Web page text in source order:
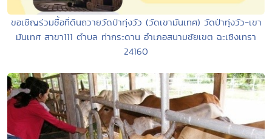
ขอเชิญร่วมซื้อที่ดินถวายวัดป่าทุ่งวัว (วัดเขามันเทศ) วัดป่าทุ่งวัว-เขา
มันเทศ สาขา111 ตำบล ท่ากระดาน อำเภอสนามชัยเขต ฉะเชิงเทรา
24160